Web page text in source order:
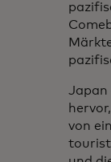
Japan
von